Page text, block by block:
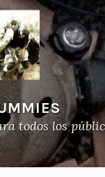
todos los